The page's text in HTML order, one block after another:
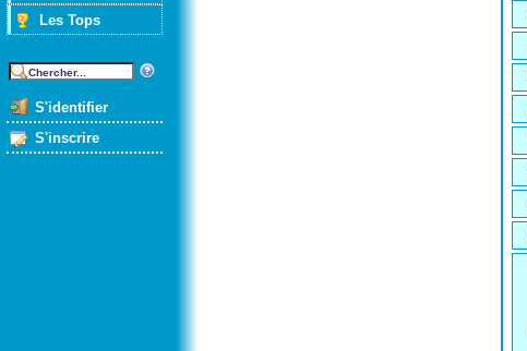
Les Tops
S'identifier
S'inscrire